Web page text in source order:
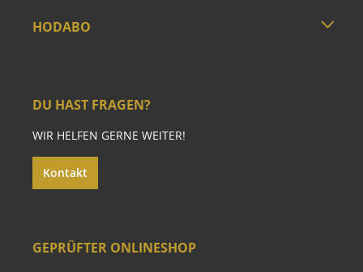
HODABO
DU HAST FRAGEN?
WIR HELFEN GERNE WEITER!
Kontakt
GEPRÜFTER ONLINESHOP